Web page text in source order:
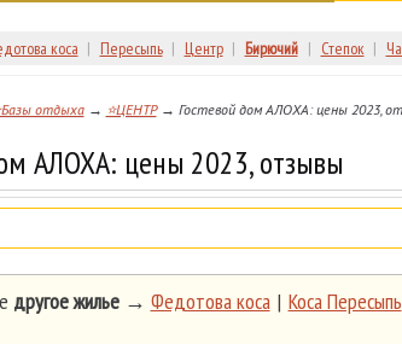
коса | Пересыпь | Центр | Бирючий | Степок |
отдыха→ ⭐ЦЕНТР→ Гостевой дом АЛОХА: цены 2023,
АЛОХА: цены 2023, отзывы
другое жилье→ Федотова коса | Коса Пересыпь